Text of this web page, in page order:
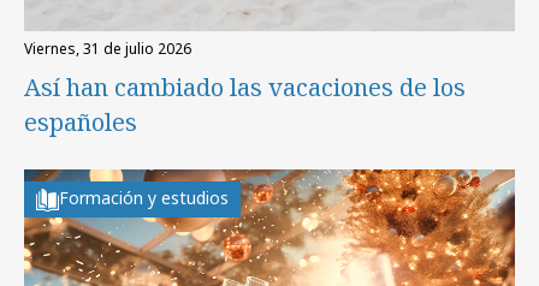
viernes, 31 de julio 2026
Así han cambiado las vacaciones de los
españoles
Formación y estudios